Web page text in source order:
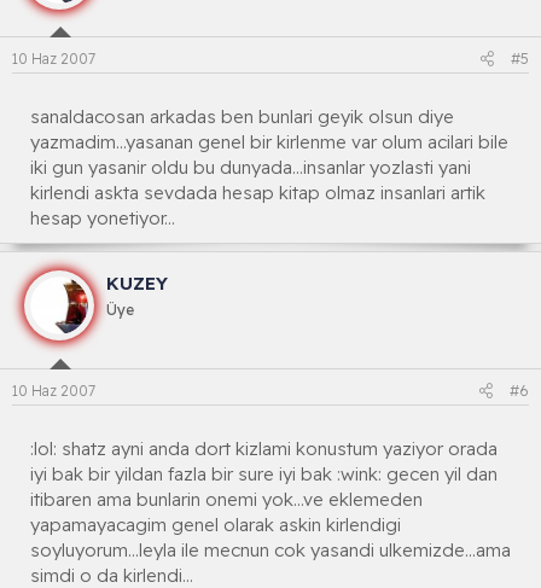
10 Haz 2007 #5
sanaldacosan arkadas ben bunlari geyik olsun diye
yazmadim...yasanan genel bir kirlenme var olum acilari bile
iki gun yasanir oldu bu dunyada...insanlar yozlasti yani
kirlendi askta sevdada hesap kitap olmaz insanlari artik
hesap yonetiyor...
KUZEY
Üye
10 Haz 2007 #6
:lol: shatz ayni anda dort kizlami konustum yaziyor orada
iyi bak bir yildan fazla bir sure iyi bak :wink: gecen yil dan
itibaren ama bunlarin onemi yok...ve eklemeden
yapamayacagim genel olarak askin kirlendigi
soyluyorum...leyla ile mecnun cok yasandi ulkemizde...ama
simdi o da kirlendi...